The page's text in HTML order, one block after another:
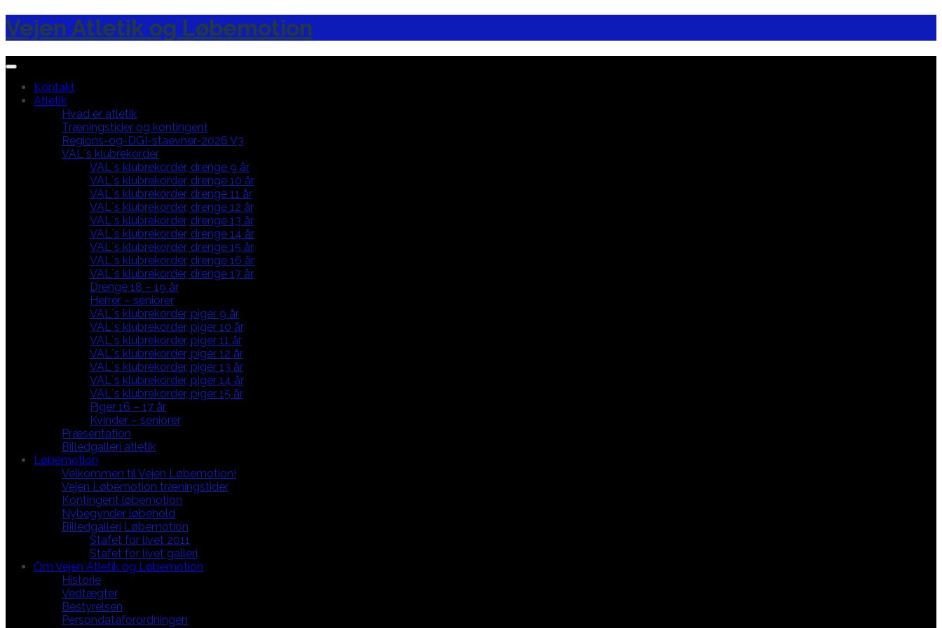
Skip
to
Vejen Atletik og Løbemotion
Kontakt
Atletik
Hvad er atletik
Træningstider og kontingent
Regions-og-DGI-staevner-2026 V3
VAL´s klubrekorder
VAL´s klubrekorder, drenge 9 år
VAL´s klubrekorder, drenge 10 år
VAL´s klubrekorder, drenge 11 år
VAL´s klubrekorder, drenge 12 år
VAL´s klubrekorder, drenge 13 år
VAL´s klubrekorder, drenge 14 år
VAL´s klubrekorder, drenge 15 år
VAL´s klubrekorder, drenge 16 år
VAL´s klubrekorder, drenge 17 år
Drenge 18 – 19 år
Herrer – seniorer
VAL´s klubrekorder, piger 9 år
VAL´s klubrekorder, piger 10 år
VAL´s klubrekorder, piger 11 år
VAL´s klubrekorder, piger 12 år
VAL´s klubrekorder, piger 13 år
VAL´s klubrekorder, piger 14 år
VAL´s klubrekorder, piger 15 år
Piger 16 – 17 år
Kvinder – seniorer
Præsentation
Billedgalleri atletik
Løbemotion
Velkommen til Vejen Løbemotion!
Vejen Løbemotion træningstider
Kontingent løbemotion
Nybegynder løbehold
Billedgalleri Løbemotion
Stafet for livet 2011
Stafet for livet galleri
Om Vejen Atletik og Løbemotion
Historie
Vedtægter
Bestyrelsen
Persondataforordningen